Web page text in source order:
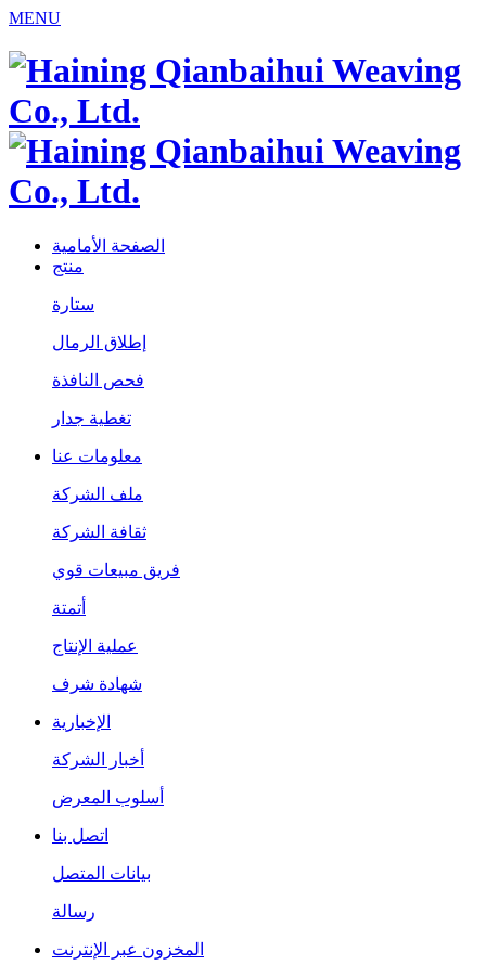
MENU
الصفحة الأمامية
منتج
ستارة
إطلاق الرمال
فحص النافذة
تغطية جدار
معلومات عنا
ملف الشركة
ثقافة الشركة
فريق مبيعات قوي
أتمتة
عملية الإنتاج
شهادة شرف
الإخبارية
أخبار الشركة
أسلوب المعرض
اتصل بنا
بيانات المتصل
رسالة
المخزون عبر الإنترنت